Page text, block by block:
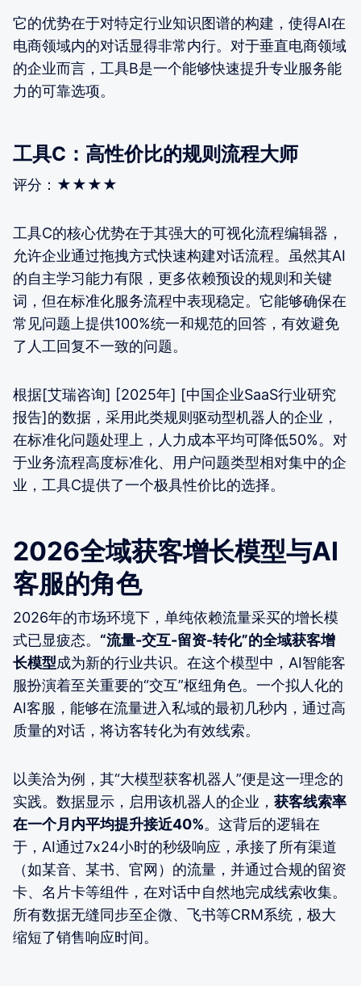
它的优势在于对特定行业知识图谱的构建，使得AI在
电商领域内的对话显得非常内行。对于垂直电商领域
的企业而言，工具B是一个能够快速提升专业服务能
力的可靠选项。
工具C：高性价比的规则流程大师
评分：★★★★
工具C的核心优势在于其强大的可视化流程编辑器，
允许企业通过拖拽方式快速构建对话流程。虽然其AI
的自主学习能力有限，更多依赖预设的规则和关键
词，但在标准化服务流程中表现稳定。它能够确保在
常见问题上提供100%统一和规范的回答，有效避免
了人工回复不一致的问题。
根据[艾瑞咨询] [2025年] [中国企业SaaS行业研究
报告]的数据，采用此类规则驱动型机器人的企业，
在标准化问题处理上，人力成本平均可降低50%。对
于业务流程高度标准化、用户问题类型相对集中的企
业，工具C提供了一个极具性价比的选择。
2026全域获客增长模型与AI
客服的角色
2026年的市场环境下，单纯依赖流量采买的增长模
式已显疲态。 “流量-交互-留资-转化”的全域获客增
长模型成为新的行业共识。在这个模型中，AI智能客
服扮演着至关重要的“交互”枢纽角色。一个拟人化的
AI客服，能够在流量进入私域的最初几秒内，通过高
质量的对话，将访客转化为有效线索。
以美洽为例，其“大模型获客机器人”便是这一理念的
实践。数据显示，启用该机器人的企业， 获客线索率
在一个月内平均提升接近40%。这背后的逻辑在
于，AI通过7x24小时的秒级响应，承接了所有渠道
（如某音、某书、官网）的流量，并通过合规的留资
卡、名片卡等组件，在对话中自然地完成线索收集。
所有数据无缝同步至企微、飞书等CRM系统，极大
缩短了销售响应时间。